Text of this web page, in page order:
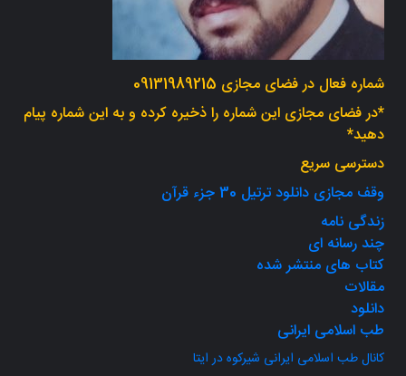
شماره فعال در فضای مجازی 09131989215
*در فضای مجازی این شماره را ذخیره کرده و به این شماره پیام
دهید*
دسترسی سریع
وقف مجازی دانلود ترتیل 30 جزء قرآن
زندگی نامه
چند رسانه ای
کتاب های منتشر شده
مقالات
دانلود
طب اسلامی ایرانی
کانال طب اسلامی ایرانی شیرکوه در ایتا